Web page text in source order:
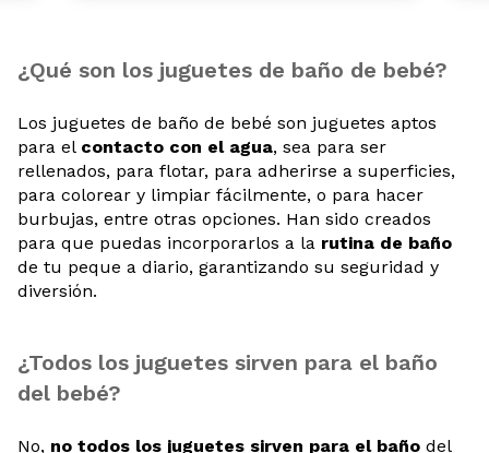
¿Qué son los juguetes de baño de bebé?
Los juguetes de baño de bebé son juguetes aptos
para el contacto con el agua, sea para ser
rellenados, para flotar, para adherirse a superficies,
para colorear y limpiar fácilmente, o para hacer
burbujas, entre otras opciones. Han sido creados
para que puedas incorporarlos a la rutina de baño
de tu peque a diario, garantizando su seguridad y
diversión.
¿Todos los juguetes sirven para el baño
del bebé?
No, no todos los juguetes sirven para el baño del